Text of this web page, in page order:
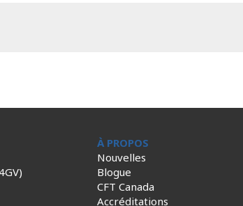
À PROPOS
Nouvelles
Blogue
CFT Canada
Accréditations